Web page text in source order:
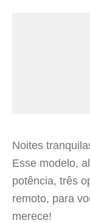
Noites
Esse modelo,
potência, três
remoto, para
merece!